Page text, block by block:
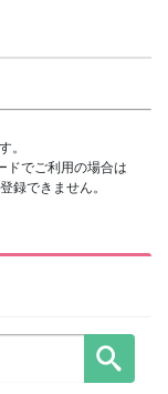
。
ドでご利用の場合は
録できません。